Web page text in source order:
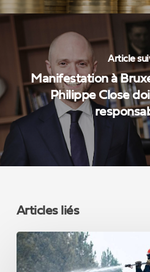
Article
Manifestation à
Philippe Close
Articles liés
INCENDIES
EN
FRANCE